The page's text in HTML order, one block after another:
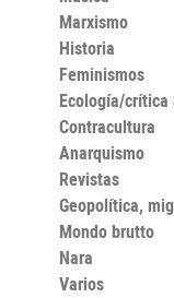
Marxismo
Historia
Feminismos
Ecología/
Contracultura
Anarquismo
Revistas
Geopolítica,
Mondo brutto
Nara
Varios